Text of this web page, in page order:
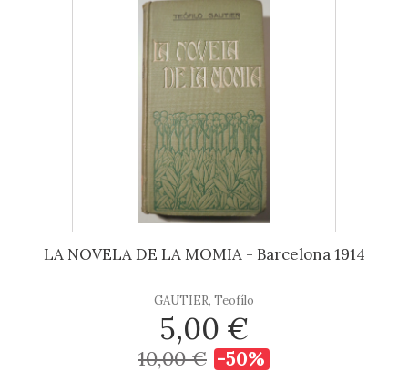
LA NOVELA DE LA MOMIA - Barcelona 1914
GAUTIER, Teofílo
5,00 €
10,00 € -50%